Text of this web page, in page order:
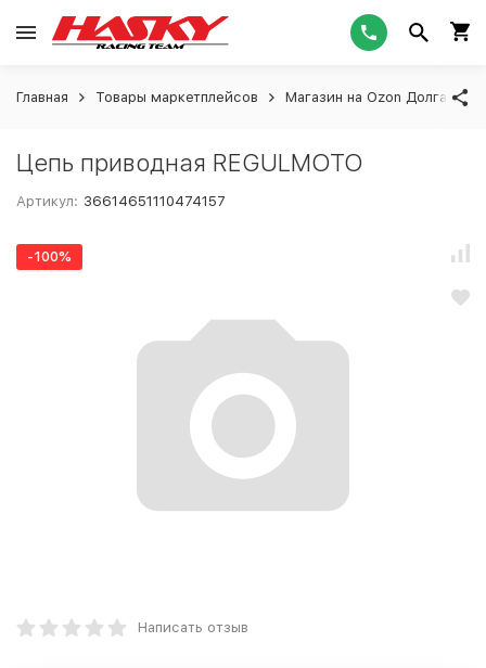
Главная Товары маркетплейсов Магазин на Ozon Долгашева
Цепь приводная REGULMOTO
Артикул: 36614651110474157
-100%
Написать отзыв